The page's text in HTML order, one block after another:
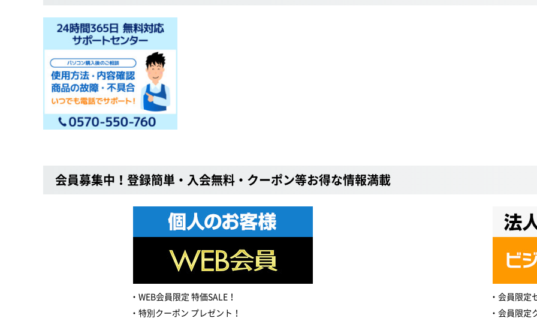
会員募集中！登録簡単・入会無料・クーポン等お得な情報満載
WEB会員限定 特価SALE！
特別クーポン プレゼント！
会員限定
会員限定